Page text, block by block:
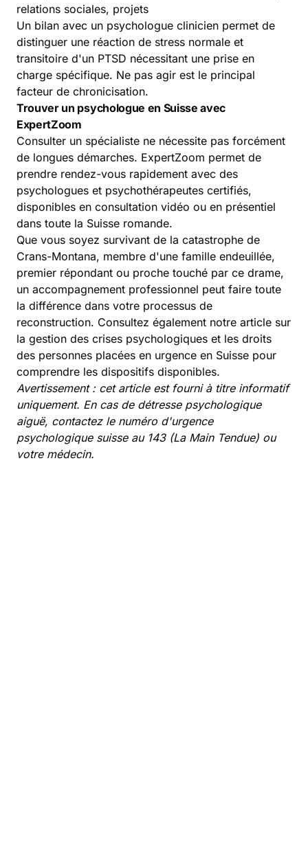
relations sociales, projets
Un bilan avec un psychologue clinicien permet de
distinguer une réaction de stress normale et
transitoire d'un PTSD nécessitant une prise en
charge spécifique. Ne pas agir est le principal
facteur de chronicisation.
Trouver un psychologue en Suisse avec
ExpertZoom
Consulter un spécialiste ne nécessite pas forcément
de longues démarches. ExpertZoom permet de
prendre rendez-vous rapidement avec des
psychologues et psychothérapeutes certifiés,
disponibles en consultation vidéo ou en présentiel
dans toute la Suisse romande.
Que vous soyez survivant de la catastrophe de
Crans-Montana, membre d'une famille endeuillée,
premier répondant ou proche touché par ce drame,
un accompagnement professionnel peut faire toute
la différence dans votre processus de
reconstruction. Consultez également notre article sur
la gestion des crises psychologiques et les droits
des personnes placées en urgence en Suisse pour
comprendre les dispositifs disponibles.
Avertissement : cet article est fourni à titre informatif
uniquement. En cas de détresse psychologique
aiguë, contactez le numéro d'urgence
psychologique suisse au 143 (La Main Tendue) ou
votre médecin.